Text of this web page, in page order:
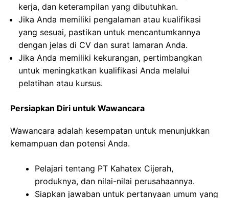
kerja, dan keterampilan yang dibutuhkan.
Jika Anda memiliki pengalaman atau kualifikasi
yang sesuai, pastikan untuk mencantumkannya
dengan jelas di CV dan surat lamaran Anda.
Jika Anda memiliki kekurangan, pertimbangkan
untuk meningkatkan kualifikasi Anda melalui
pelatihan atau kursus.
Persiapkan Diri untuk Wawancara
Wawancara adalah kesempatan untuk menunjukkan
kemampuan dan potensi Anda.
Pelajari tentang PT Kahatex Cijerah,
produknya, dan nilai-nilai perusahaannya.
Siapkan jawaban untuk pertanyaan umum yang